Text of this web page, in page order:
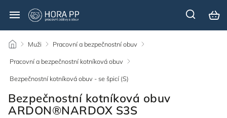
/ Muži / Pracovní a bezpečnostní obuv /
Pracovní a bezpečnostní kotníková obuv /
Bezpečnostní kotníková obuv - se špicí (S)
Bezpečnostní kotníková obuv
ARDON®NARDOX S3S